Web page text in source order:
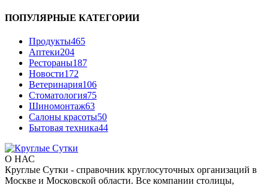
ПОПУЛЯРНЫЕ КАТЕГОРИИ
Продукты465
Аптеки204
Рестораны187
Новости172
Ветеринария106
Стоматология75
Шиномонтаж63
Салоны красоты50
Бытовая техника44
О НАС
Круглые Сутки - справочник круглосуточных организаций в
Москве и Московской области. Все компании столицы,